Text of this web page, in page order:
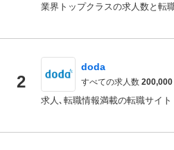
業界トップクラスの求人数と転
2
doda
すべての求人数 200,000
求人､転職情報満載の転職サイト